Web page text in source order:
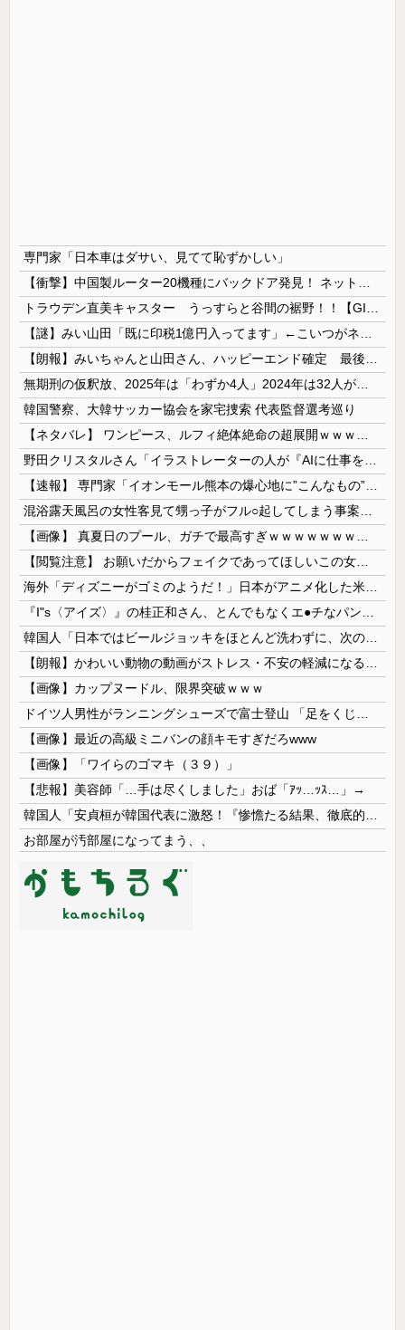
専門家「日本車はダサい、見てて恥ずかしい」
韓国警察、大韓サッカー協会を家宅捜索 代表監督選考巡り
【画像】カップヌードル、限界突破ｗｗｗ
【画像】最近の高級ミニバンの顔キモすぎだろwww
【画像】「ワイらのゴマキ（３９）」
【悲報】美容師「…手は尽くしました」おば「ｱｯ…ｯｽ…」→
お部屋が汚部屋になってまう、、